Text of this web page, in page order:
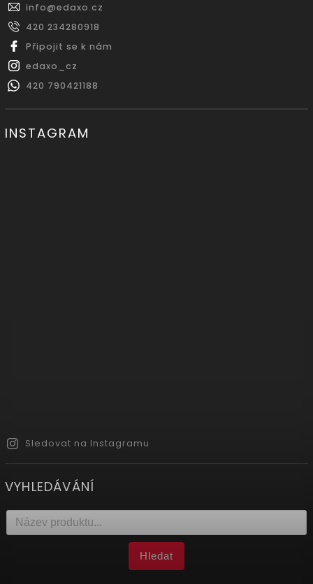
info@edaxo.cz
420 234280918
Připojit se k nám
edaxo_cz
420 790421188
INSTAGRAM
Sledovat na Instagramu
VYHLEDÁVÁNÍ
Hledat